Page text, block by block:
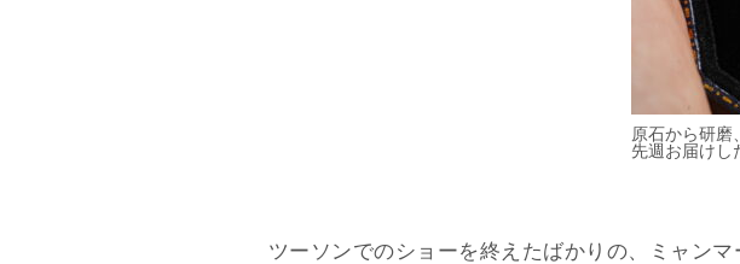
原石から研磨
先週お届けし
ツーソンでのショーを終えたばかりの、ミャン